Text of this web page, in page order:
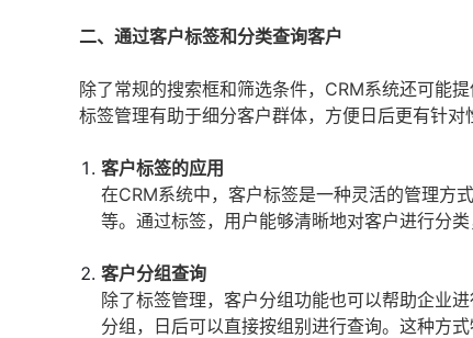
二、通过客户标签和分类查询客户
除了常规的搜索框和筛选条件，CRM系统还可能
标签管理有助于细分客户群体，方便日后更有针对
客户标签的应用
在CRM系统中，客户标签是一种灵活的管理方
等。通过标签，用户能够清晰地对客户进行分
客户分组查询
除了标签管理，客户分组功能也可以帮助企业
分组，日后可以直接按组别进行查询。这种方